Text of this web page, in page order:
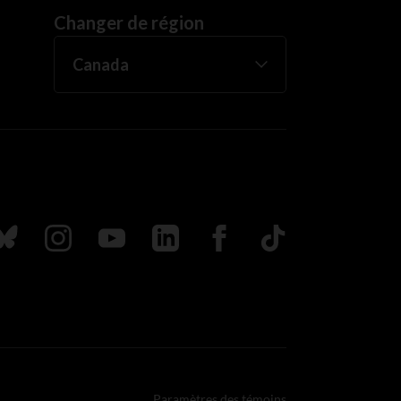
Changer de région
nous sur Bluesky
Suivez nous sur Instagram
Suivez nous sur Youtube
Suivez nous sur LinkedIn
Suivez nous sur
TikTok